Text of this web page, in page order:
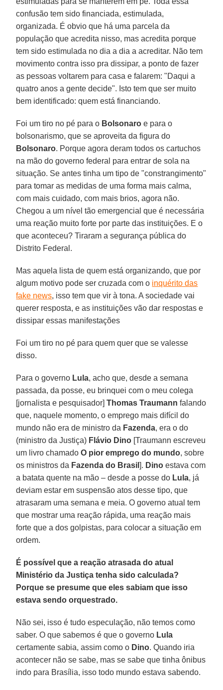
confusão tem sido financiada, estimulada,
organizada. É obvio que há uma parcela da
população que acredita nisso, mas acredita porque
tem sido estimulada no dia a dia a acreditar. Não tem
movimento contra isso pra dissipar, a ponto de fazer
as pessoas voltarem para casa e falarem: "Daqui a
quatro anos a gente decide". Isto tem que ser muito
bem identificado: quem está financiando.
Foi um tiro no pé para o Bolsonaro e para o
bolsonarismo, que se aproveita da figura do
Bolsonaro. Porque agora deram todos os cartuchos
na mão do governo federal para entrar de sola na
situação. Se antes tinha um tipo de "constrangimento"
para tomar as medidas de uma forma mais calma,
com mais cuidado, com mais brios, agora não.
Chegou a um nível tão emergencial que é necessária
uma reação muito forte por parte das instituições. E o
que aconteceu? Tiraram a segurança pública do
Distrito Federal.
Mas aquela lista de quem está organizando, que por
algum motivo pode ser cruzada com o inquérito das
fake news, isso tem que vir à tona. A sociedade vai
querer resposta, e as instituições vão dar respostas e
dissipar essas manifestações
Foi um tiro no pé para quem quer que se valesse
disso.
Para o governo Lula, acho que, desde a semana
passada, da posse, eu brinquei com o meu colega
[jornalista e pesquisador]Thomas Traumann falando
que, naquele momento, o emprego mais difícil do
mundo não era de ministro da Fazenda, era o do
(ministro da Justiça) Flávio Dino [Traumann escreveu
um livro chamadoO pior emprego do mundo, sobre
os ministros da Fazenda do Brasil]. Dino estava com
a batata quente na mão – desde a posse do Lula, já
deviam estar em suspensão atos desse tipo, que
atrasaram uma semana e meia. O governo atual tem
que mostrar uma reação rápida, uma reação mais
forte que a dos golpistas, para colocar a situação em
ordem.
É possível que a reação atrasada do atual
Ministério da Justiça tenha sido calculada?
Porque se presume que eles sabiam que isso
estava sendo orquestrado.
Não sei, isso é tudo especulação, não temos como
saber. O que sabemos é que o governo Lula
certamente sabia, assim como o Dino. Quando iria
acontecer não se sabe, mas se sabe que tinha ônibus
indo para Brasília, isso todo mundo estava sabendo.